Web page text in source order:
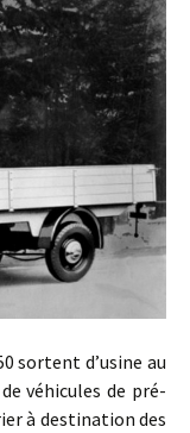
d’usine au
véhicules de pré-
à destination des